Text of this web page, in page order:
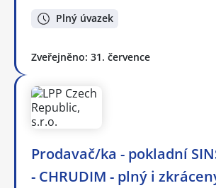
Plný úvazek
Zveřejněno: 31. července
Prodavač/ka - pokladní
- CHRUDIM - plný i